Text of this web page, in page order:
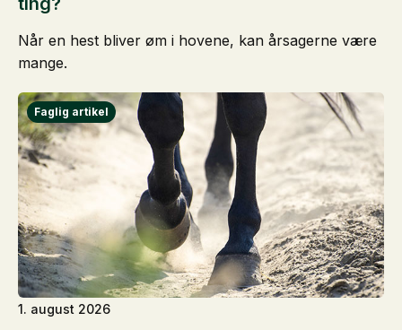
Når en hest bliver øm i hovene, kan årsagerne være
mange.
1. august 2026